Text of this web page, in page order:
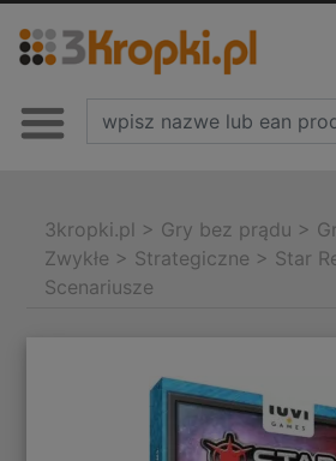
3kropki.pl > Gry bez prądu >
Zwykłe > Strategiczne > Star
Scenariusze